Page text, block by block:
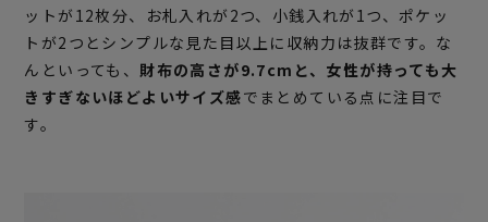
ットが12枚分、お札入れが2つ、小銭入れが1つ、ポケッ
トが2つとシンプルな見た目以上に収納力は抜群です。な
んといっても、 財布の高さが9.7cmと、女性が持っても大
きすぎないほどよいサイズ感でまとめている点に注目で
す。